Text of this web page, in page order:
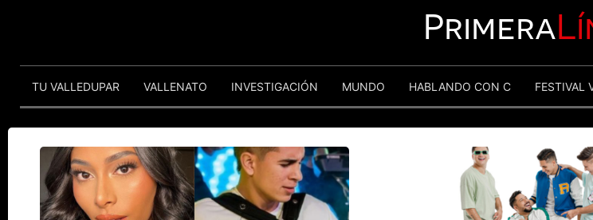
Primera
TU VALLEDUPAR VALLENATO INVESTIGACIÓN MUNDO HABLANDO CON C FESTIVAL